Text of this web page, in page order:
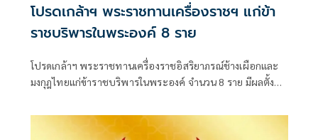
โปรดเกล้าฯ พระราชทานเครื่องราชฯ แก่ข้า
ราชบริพารในพระองค์ 8 ราย
โปรดเกล้าฯ พระราชทานเครื่องราชอิสริยาภรณ์ช้างเผือกและ
มงกุฎไทยแก่ข้าราชบริพารในพระองค์ จำนวน 8 ราย มีผลตั้งแต่